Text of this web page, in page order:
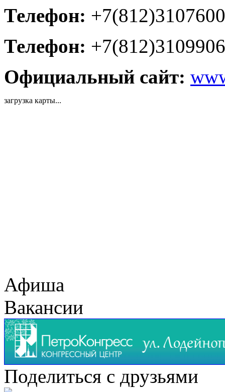
Телефон: +7(812)3107600
Телефон: +7(812)3109906
Официальный сайт:
загрузка карты...
Афиша
Вакансии
Поделиться с друзьями